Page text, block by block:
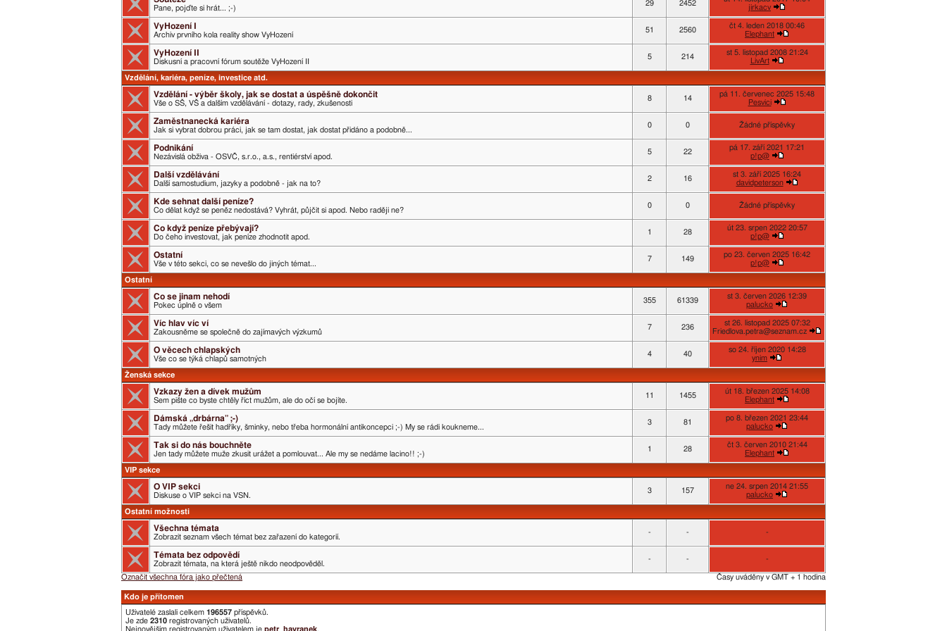
Pane, pojďte si hrát... ;-)
29 2452
jirkacv
VyHození I
Archiv prvního kola reality show VyHození
51 2560
čt 4. leden 2018 00:46
Elephant
VyHození II
Diskusní a pracovní fórum soutěže VyHození II
5 214
st 5. listopad 2008 21:24
LivArt
Vzdělání, kariéra, peníze, investice atd.
Vzdělání - výběr školy, jak se dostat a úspěšně dokončit
Vše o SŠ, VŠ a dalším vzdělávání - dotazy, rady, zkušenosti
8 14
pá 11. červenec 2025 15:48
Pesvici
Zaměstnanecká kariéra
Jak si vybrat dobrou práci, jak se tam dostat, jak dostat přidáno a podobně...
0 0 Žádné příspěvky
Podnikání
Nezávislá obživa - OSVČ, s.r.o., a.s., rentiérství apod.
5 22
pá 17. září 2021 17:21
p!p@
Další vzdělávání
Další samostudium, jazyky a podobně - jak na to?
2 16
st 3. září 2025 16:24
davidpeterson
Kde sehnat další peníze?
Co dělat když se peněz nedostává? Vyhrát, půjčit si apod. Nebo raději ne?
0 0 Žádné příspěvky
Co když peníze přebývají?
Do čeho investovat, jak peníze zhodnotit apod.
1 28
út 23. srpen 2022 20:57
p!p@
Ostatní
Vše v této sekci, co se nevešlo do jiných témat...
7 149
po 23. červen 2025 16:42
p!p@
Ostatní
Co se jinam nehodí
Pokec úplně o všem
355 61339
st 3. červen 2026 12:39
palucko
Víc hlav víc ví
Zakousněme se společně do zajímavých výzkumů
7 236
st 26. listopad 2025 07:32
Friedlova.petra@seznam.cz
O věcech chlapských
Vše co se týká chlapů samotných
4 40
so 24. říjen 2020 14:28
ynim
Ženská sekce
Vzkazy žen a dívek mužům
Sem pište co byste chtěly říct mužům, ale do očí se bojíte.
11 1455
út 18. březen 2025 14:08
Elephant
Dámská „drbárna” ;-)
Tady můžete řešit hadříky, šminky, nebo třeba hormonální antikoncepci ;-) My se rádi koukneme...
3 81
po 8. březen 2021 23:44
palucko
Tak si do nás bouchněte
Jen tady můžete muže zkusit urážet a pomlouvat... Ale my se nedáme lacino!! ;-)
1 28
čt 3. červen 2010 21:44
Elephant
VIP sekce
O VIP sekci
Diskuse o VIP sekci na VSN.
3 157
ne 24. srpen 2014 21:55
palucko
Ostatní možnosti
Všechna témata
Zobrazit seznam všech témat bez zařazení do kategorií.
- - -
Témata bez odpovědí
Zobrazit témata, na která ještě nikdo neodpověděl.
- - -
Časy uváděny v GMT + 1 hodina
Označit všechna fóra jako přečtená
Kdo je přítomen
Uživatelé zaslali celkem 196557 příspěvků.
Je zde 2310 registrovaných uživatelů.
Nejnovějším registrovaným uživatelem je petr_havranek.